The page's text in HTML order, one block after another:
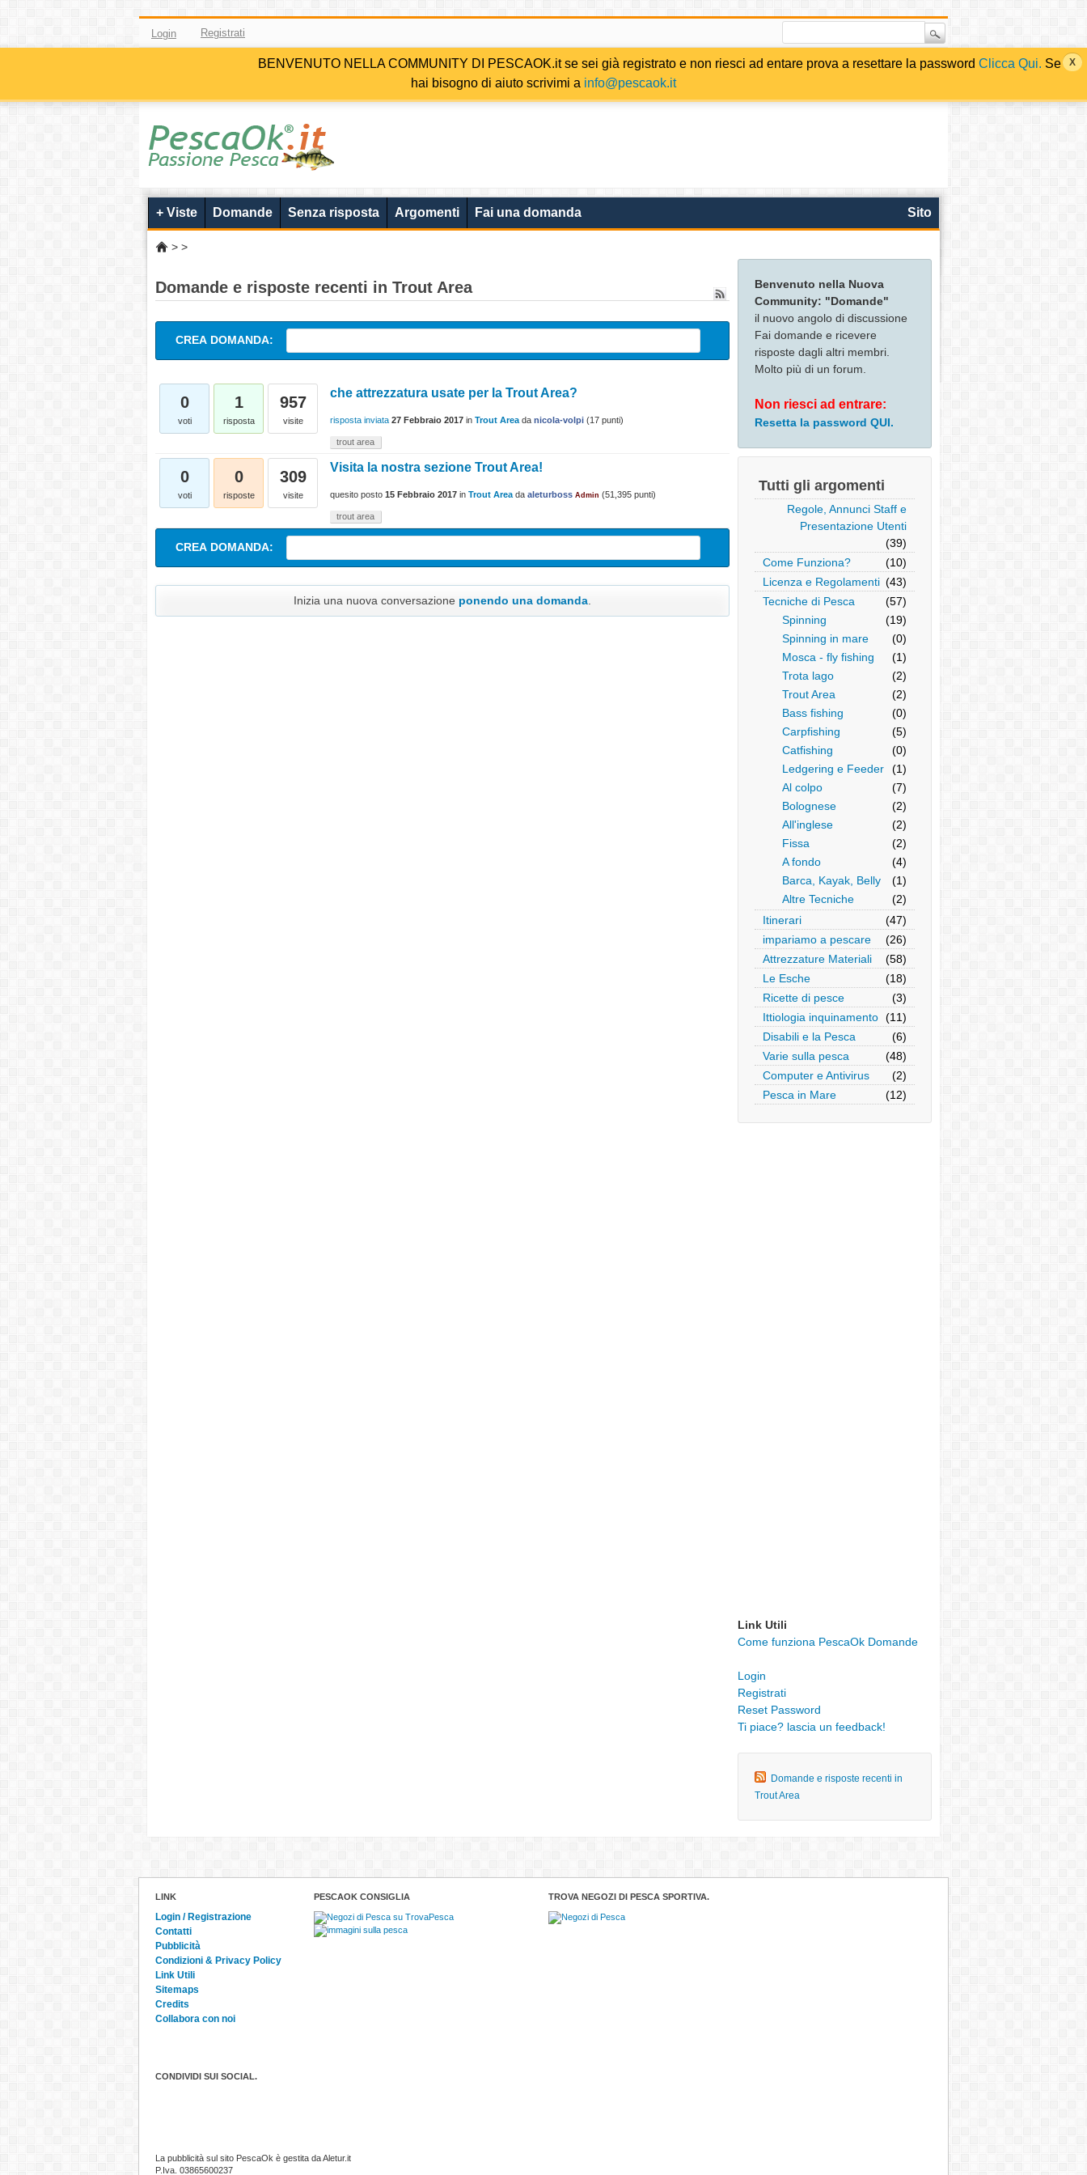
Login Registrati
BENVENUTO NELLA COMMUNITY DI PESCAOK.it se sei già registrato e non riesci ad entare prova a resettare la password Clicca Qui. Se
hai bisogno di aiuto scrivimi a info@pescaok.it
+ Viste Domande Senza risposta Argomenti Fai una domanda Sito
> >
Benvenuto nella Nuova
Community: "Domande"
il nuovo angolo di discussione
Fai domande e ricevere
risposte dagli altri membri.
Molto più di un forum.
Non riesci ad entrare:
Resetta la password QUI.
Tutti gli argomenti
Regole, Annunci Staff e
Presentazione Utenti
(39)
Come Funziona?
(10)
Licenza e Regolamenti (43)
Tecniche di Pesca
(57)
Spinning
(19)
Spinning in mare
(0)
Mosca - fly fishing
(1)
Trota lago
(2)
Trout Area
(2)
Bass fishing
(0)
Carpfishing
(5)
Catfishing
(0)
Ledgering e Feeder
(1)
Al colpo
(7)
Bolognese
(2)
All'inglese
(2)
Fissa
(2)
A fondo
(4)
Barca, Kayak, Belly
(1)
Altre Tecniche
(2)
Itinerari
(47)
impariamo a pescare
(26)
Attrezzature Materiali
(58)
Le Esche
(18)
Ricette di pesce
(3)
Ittiologia inquinamento (11)
Disabili e la Pesca
(6)
Varie sulla pesca
(48)
Computer e Antivirus
(2)
Pesca in Mare
(12)
Link Utili
Come funziona PescaOk Domande
Login
Registrati
Reset Password
Ti piace? lascia un feedback!
Domande e risposte recenti in
Trout Area
Domande e risposte recenti in Trout Area
CREA DOMANDA:
0
voti
1
risposta
957
visite
che attrezzatura usate per la Trout Area?
risposta inviata 27 Febbraio 2017 in Trout Area da nicola-volpi (17 punti)
trout area
0
voti
0
risposte
309
visite
Visita la nostra sezione Trout Area!
quesito posto 15 Febbraio 2017 in Trout Area da aleturboss Admin (51,395 punti)
trout area
CREA DOMANDA:
Inizia una nuova conversazione ponendo una domanda
LINK
Login / Registrazione
Contatti
Pubblicità
Condizioni & Privacy Policy
Link Utili
Sitemaps
Credits
Collabora con noi
PESCAOK CONSIGLIA TROVA NEGOZI DI PESCA SPORTIVA.
CONDIVIDI SUI SOCIAL.
La pubblicità sul sito PescaOk è gestita da Aletur.it
P.Iva. 03865600237